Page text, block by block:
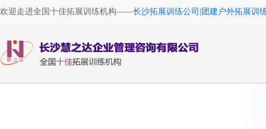
欢迎走进全国十佳拓展训练机构——长沙拓展训练公司|团建户外拓展训